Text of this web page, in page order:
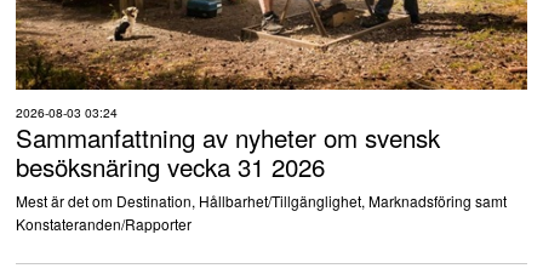
2026-08-03 03:24
Sammanfattning av nyheter om svensk
besöksnäring vecka 31 2026
Mest är det om Destination, Hållbarhet/Tillgänglighet, Marknadsföring samt
Konstateranden/Rapporter